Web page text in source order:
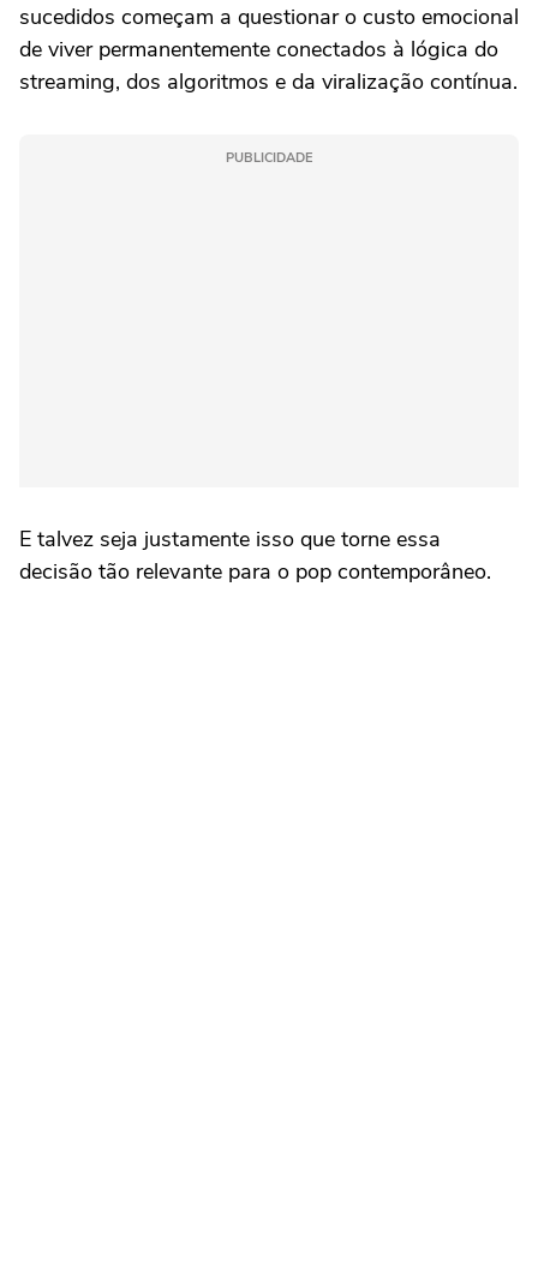
sucedidos começam a questionar o custo emocional
de viver permanentemente conectados à lógica do
streaming, dos algoritmos e da viralização contínua.
PUBLICIDADE
E talvez seja justamente isso que torne essa
decisão tão relevante para o pop contemporâneo.